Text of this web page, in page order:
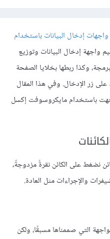
إدخال البيانات باستخدام
واجهة إدخال البيانات وتوزيع
وكذا ربطها بخلايا الصفحة
على زر الإدخال. وفي هذا المقال
باستخدام مايكروسوفت إكسل
نضغط على الكائن نقرةً مزدوجةً،
والإجراءات مثل العادة.
التي صممناها مسبقًا، ولكن